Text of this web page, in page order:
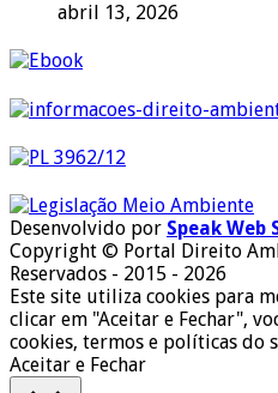
abril 13, 2026
Desenvolvido por Speak
Copyright © Portal Direito
Reservados - 2015 - 2026
Este site utiliza cookies para
clicar em "Aceitar e Fechar",
cookies, termos e políticas do
Aceitar e Fechar